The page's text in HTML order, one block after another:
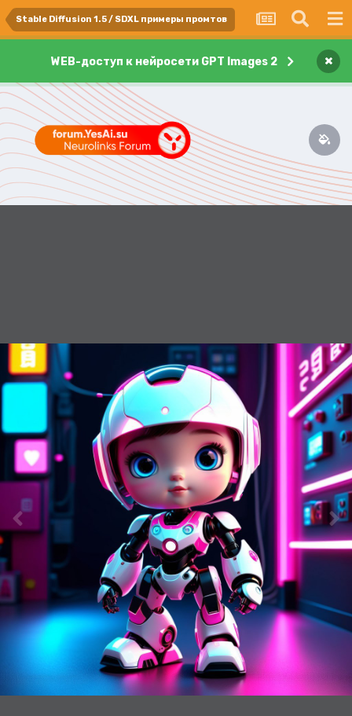
Stable Diffusion 1.5 / SDXL примеры промтов
WEB-доступ к нейросети GPT Images 2 ×